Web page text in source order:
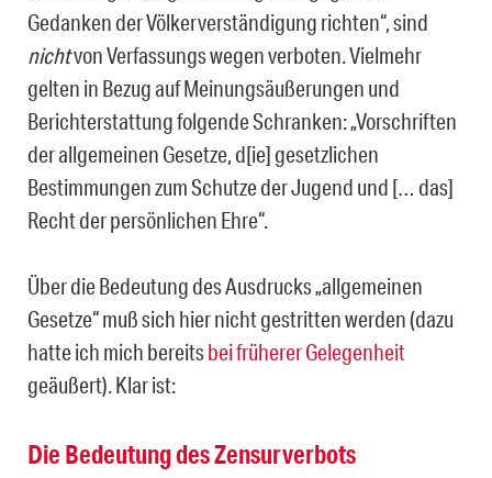
Gedanken der Völkerverständigung richten“, sind
nichtvon Verfassungs wegen verboten. Vielmehr
gelten in Bezug auf Meinungsäußerungen und
Berichterstattung folgende Schranken: „Vorschriften
der allgemeinen Gesetze, d[ie] gesetzlichen
Bestimmungen zum Schutze der Jugend und [… das]
Recht der persönlichen Ehre“.
Über die Bedeutung des Ausdrucks „allgemeinen
Gesetze“ muß sich hier nicht gestritten werden (dazu
hatte ich mich bereitsbei früherer Gelegenheit
geäußert). Klar ist:
Die Bedeutung des Zensurverbots